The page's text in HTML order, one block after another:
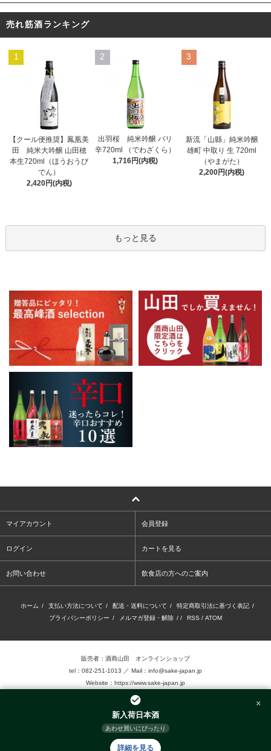
×
新入荷日本酒
あわせ買いにぴったり
詳細を見る
売れ筋酒ランキング
1
【クール便推奨】鳳凰美
田 純米大吟醸 山田穂
本生720ml（ほうおうび
でん）
2,420円(内税)
2
出羽桜 純米吟醸 バリ
辛720ml （でわざくら）
1,716円(内税)
3
新流「山縣」純米吟醸
雄町 中取り 生 720ml
（やまがた）
2,200円(内税)
もっと見る
マイアカウント 会員登録
ログイン カートを見る
お問い合わせ 飲食店の方へのご案内
ホーム / 支払い方法について / 配送・送料について / 特定商取引法に基づく表記 /
プライバシーポリシー / メルマガ登録・解除 / / RSS / ATOM
販売者：酒商山田 オンラインショップ
tel：082-251-1013 ／ Mail：info@sake-japan.jp
Website： https://www.sake-japan.jp
未成年者の飲酒は、法律で禁じられています。
当店では、20歳以上の年齢であることを確認 できない場合、お酒を販売致しません。
©2016.Sake-Show Yamada Inc. Allrights reserved.